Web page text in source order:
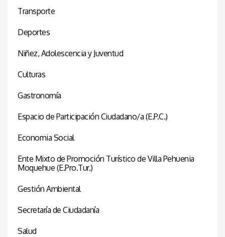
Transporte
Deportes
Niñez, Adolescencia y Juventud
Culturas
Gastronomía
Espacio de Participación Ciudadano/a (E.P.C.)
Economia Social
Ente Mixto de Promoción Turístico de Villa Pehuenia
Moquehue (E.Pro.Tur.)
Gestión Ambiental
Secretaría de Ciudadanía
Salud